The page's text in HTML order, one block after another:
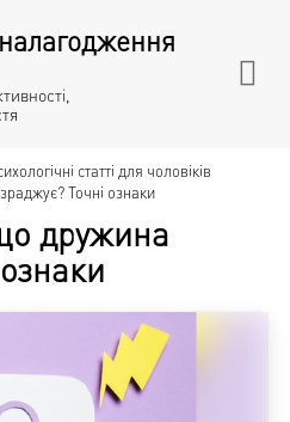
статті для чоловіків
Точні ознаки
дружина